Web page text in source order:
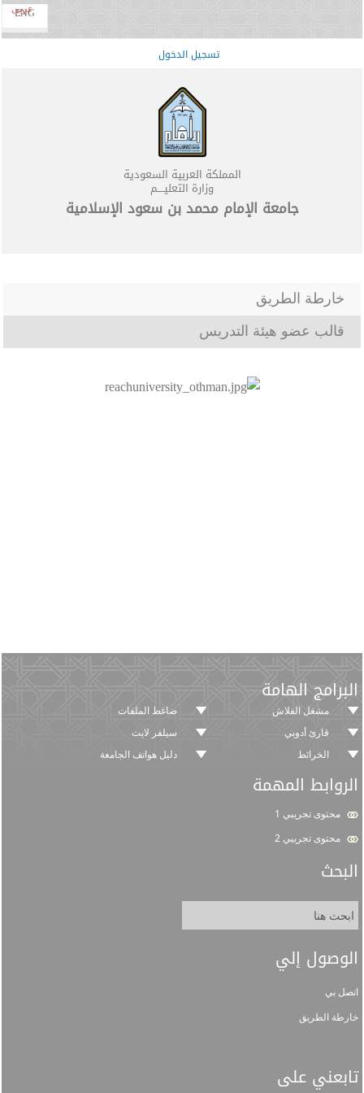
عربي
ENG
تسجيل الدخول
المملكة العربية السعودية
وزارة التعليــــم
جامعة الإمام محمد بن سعود الإسلامية
قالب عضو هيئة التدريس
خارطة الطريق
البرامج الهامة
مشغل الفلاش
ضاغط الملفات
قارئ أدوبي
سيلفر لايت
الخرائط
دليل هواتف الجامعة
الروابط المهمة
محتوى تجريبي 1
محتوى تجريبي 2
البحث
الوصول إلي
اتصل بي
خارطة الطريق
تابعني على